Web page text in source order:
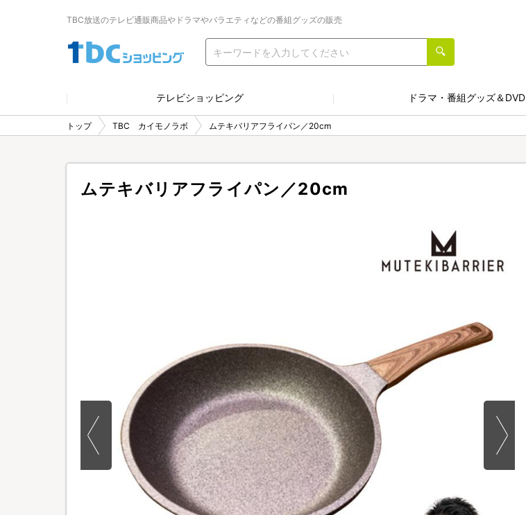
TBC放送のテレビ通販商品やドラマやバラエティなどの番組グッズの販売
テレビショッピング ドラマ・番組グッズ＆DVD
トップ TBC カイモノラボ ムテキバリアフライパン／20cm
ムテキバリアフライパン／20cm